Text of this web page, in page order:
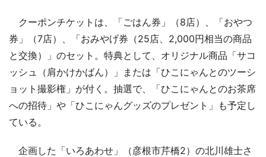
クーポンチケットは、「ごはん券」（8店）、「おやつ
券」（7店）、「おみやげ券（25店、2,000円相当の商品
と交換）」のセット。特典として、オリジナル商品「サコ
ッシュ（肩かけかばん）」または「ひこにゃんとのツーシ
ョット撮影権」が付く。抽選で、「ひこにゃんとのお茶席
への招待」や「ひこにゃんグッズのプレゼント」も予定し
ている。
企画した「いろあわせ」（彦根市芹橋2）の北川雄士さ